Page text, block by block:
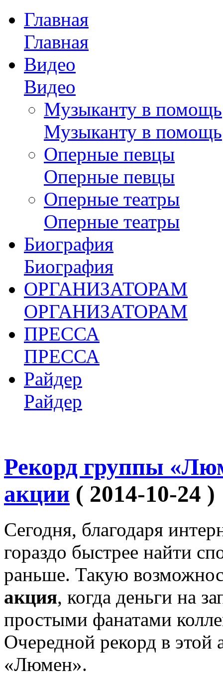
Главная
Главная
Видео
Видео
Музыканту в помощь
Музыканту в помощь
Оперные певцы
Оперные певцы
Оперные театры
Оперные театры
Биография
Биография
ОРГАНИЗАТОРАМ
ОРГАНИЗАТОРАМ
ПРЕССА
ПРЕССА
Райдер
Райдер
Рекорд группы
акции ( 2014-10-24 )
Сегодня, благодаря
гораздо быстрее найти
раньше. Такую
акция, когда деньги на
простыми фанатами
Очередной рекорд в этой
«Люмен».